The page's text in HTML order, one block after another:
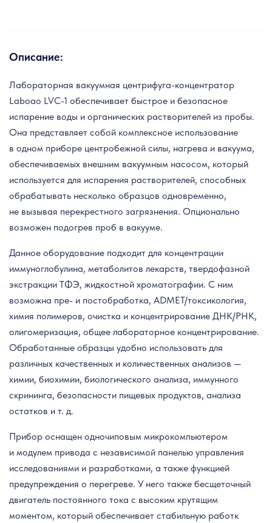
Описание:
Лабораторная вакуумная центрифуга-концентратор
Laboao LVC-1 обеспечивает быстрое и безопасное
испарение воды и органических растворителей из пробы.
Она представляет собой комплексное использование
в одном приборе центробежной силы, нагрева и вакуума,
обеспечиваемых внешним вакуумным насосом, который
используется для испарения растворителей, способных
обрабатывать несколько образцов одновременно,
не вызывая перекрестного загрязнения. Опционально
возможен подогрев проб в вакууме.
Данное оборудование подходит для концентрации
иммуноглобулина, метаболитов лекарств, твердофазной
экстракции ТФЭ, жидкостной хроматографии. С ним
возможна пре- и постобработка, ADMET/токсикология,
химия полимеров, очистка и концентрирование ДНК/РНК,
олигомеризация, общее лабораторное концентрирование.
Обработанные образцы удобно использовать для
различных качественных и количественных анализов —
химии, биохимии, биологического анализа, иммунного
скрининга, безопасности пищевых продуктов, анализа
остатков и т. д.
Прибор оснащен одночиповым микрокомпьютером
и модулем привода с независимой панелью управления
исследованиями и разработками, а также функцией
предупреждения о перегреве. У него также бесщеточный
двигатель постоянного тока с высоким крутящим
моментом, который обеспечивает стабильную работк